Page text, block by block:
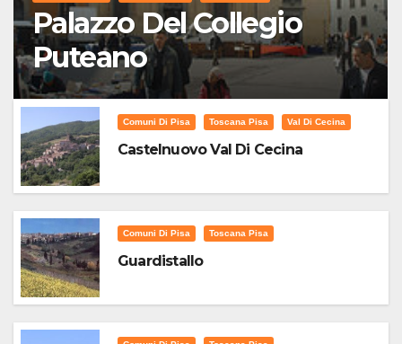
Palazzo Del Collegio
Puteano
Comuni Di Pisa Toscana Pisa Val Di Cecina
Castelnuovo Val Di Cecina
Comuni Di Pisa Toscana Pisa
Guardistallo